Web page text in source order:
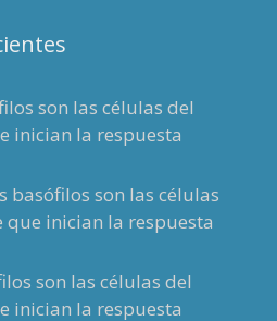
son las células del
inician la respuesta
basófilos son las células
inician la respuesta
son las células del
inician la respuesta